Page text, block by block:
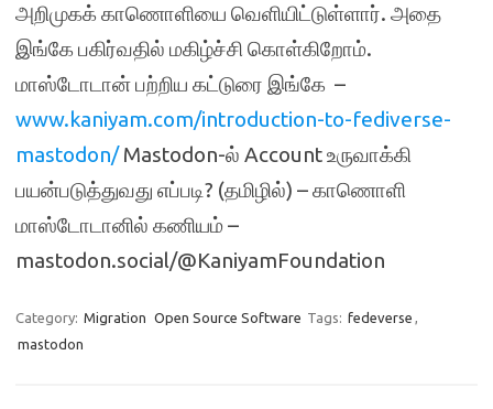
அறிமுகக் காணொளியை வெளியிட்டுள்ளார். அதை
இங்கே பகிர்வதில் மகிழ்ச்சி கொள்கிறோம்.
மாஸ்டோடான் பற்றிய கட்டுரை இங்கே –
www.kaniyam.com/introduction-to-fediverse-
mastodon/Mastodon-ல் Account உருவாக்கி
பயன்படுத்துவது எப்படி? (தமிழில்) – காணொளி
மாஸ்டோடானில் கணியம் –
mastodon.social/@KaniyamFoundation
Category: Migration Open Source Software Tags: fedeverse ,
mastodon